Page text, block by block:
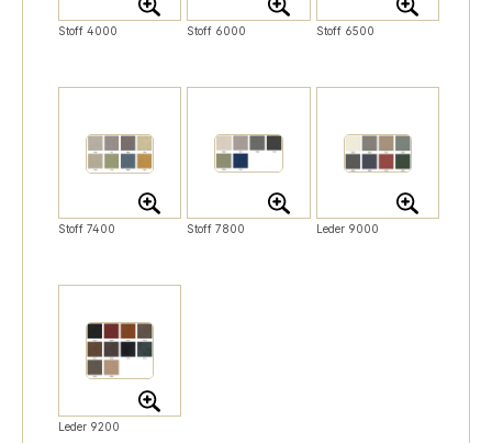
Stoff 4000 Stoff 6000 Stoff 6500
Stoff 7400 Stoff 7800 Leder 9000
Leder 9200